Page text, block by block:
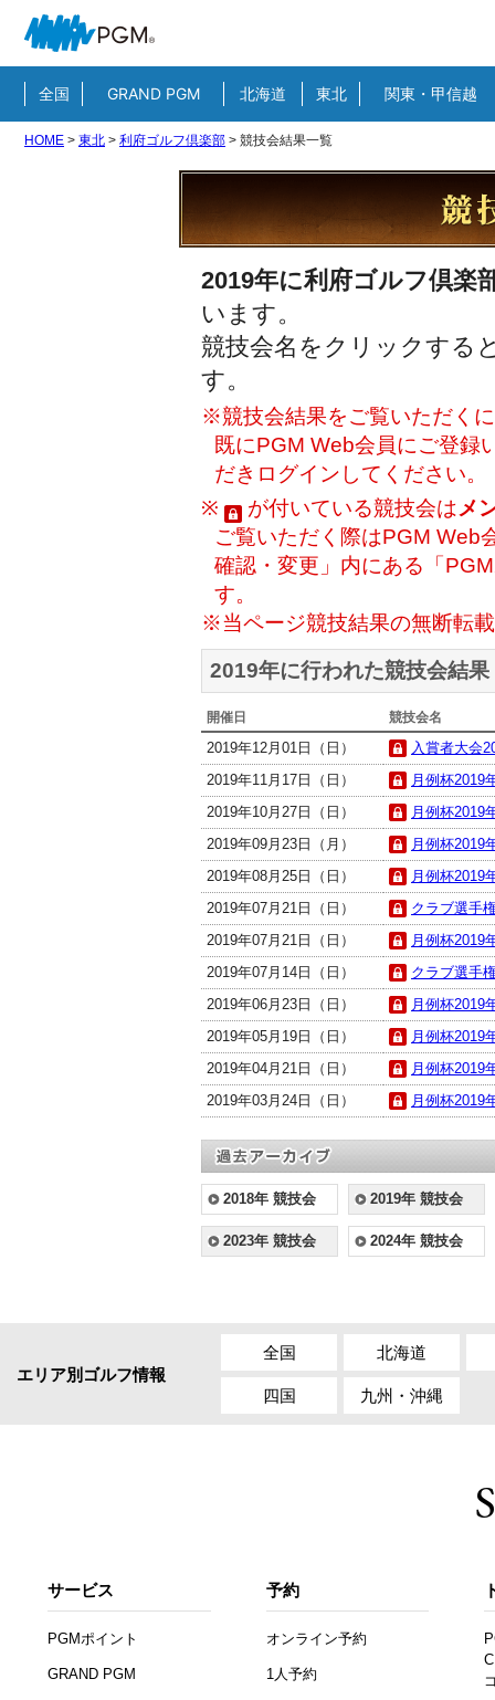
全国 GRAND PGM 北海道 東北 関東・甲信越
HOME > 東北 > 利府ゴルフ倶楽部 > 競技会結果一覧
2019年に利府ゴルフ倶楽
います。
競技会名をクリックする
す。
※競技会結果をご覧いただく
既にPGM Web会員にご登録
だきログインしてください。
※
が付いている競技会はメ
ご覧いただく際はPGM Web
確認・変更」内にある「
す。
※当ページ競技結果の無断転
2019年に行われた競技会結果
開催日 競技会名
2019年12月01日（日）
入賞者大会
2019年11月17日（日）
月例杯2019
2019年10月27日（日）
月例杯2019
2019年09月23日（月）
月例杯2019
2019年08月25日（日）
月例杯2019
2019年07月21日（日）
クラブ選手
2019年07月21日（日）
月例杯2019
2019年07月14日（日）
クラブ選手
2019年06月23日（日）
月例杯2019
2019年05月19日（日）
月例杯2019
2019年04月21日（日）
月例杯2019
2019年03月24日（日）
月例杯2019
2018年 競技会 2019年 競技会
2023年 競技会 2024年 競技会
エリア別ゴルフ情報
全国 北海道
四国 九州・沖縄
サービス
PGMポイント
GRAND PGM
予約
オンライン予約
1人予約